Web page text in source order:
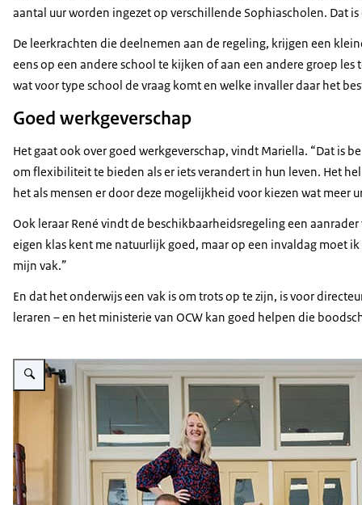
aantal uur worden ingezet op verschillende Sophiascholen. Dat
De leerkrachten die deelnemen aan de regeling, krijgen een
eens op een andere school te kijken of aan een andere groep
wat voor type school de vraag komt en welke invaller daar het
Goed werkgeverschap
Het gaat ook over goed werkgeverschap, vindt Mariella. “Dat is
om flexibiliteit te bieden als er iets verandert in hun leven. Het
het als mensen er door deze mogelijkheid voor kiezen wat meer
Ook leraar René vindt de beschikbaarheidsregeling een
eigen klas kent me natuurlijk goed, maar op een invaldag moet
mijn vak.”
En dat het onderwijs een vak is om trots op te zijn, is voor
leraren – en het ministerie van OCW kan goed helpen die
Vergroot afbeelding Carmen Massaar, Mariella van Schie, René